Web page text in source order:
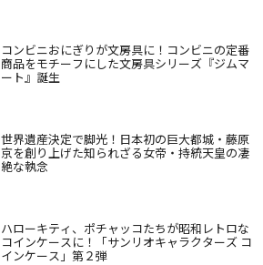
コンビニおにぎりが文房具に！コンビニの定番
商品をモチーフにした文房具シリーズ『ジムマ
ート』誕生
世界遺産決定で脚光！日本初の巨大都城・藤原
京を創り上げた知られざる女帝・持統天皇の凄
絶な執念
ハローキティ、ポチャッコたちが昭和レトロな
コインケースに！「サンリオキャラクターズ コ
インケース」第２弾